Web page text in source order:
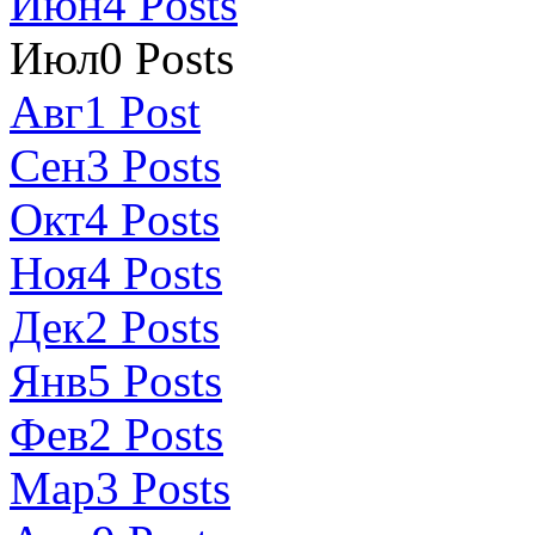
Июл0 Posts
Авг1 Post
Сен3 Posts
Окт4 Posts
Ноя4 Posts
Дек2 Posts
Янв5 Posts
Фев2 Posts
Мар3 Posts